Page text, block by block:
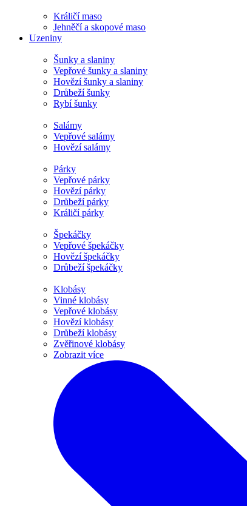
Králičí maso
Jehněčí a skopové maso
Uzeniny
Šunky a slaniny
Vepřové šunky a slaniny
Hovězí šunky a slaniny
Drůbeží šunky
Rybí šunky
Salámy
Vepřové salámy
Hovězí salámy
Párky
Vepřové párky
Hovězí párky
Drůbeží párky
Králičí párky
Špekáčky
Vepřové špekáčky
Hovězí špekáčky
Drůbeží špekáčky
Klobásy
Vinné klobásy
Vepřové klobásy
Hovězí klobásy
Drůbeží klobásy
Zvěřinové klobásy
Zobrazit více